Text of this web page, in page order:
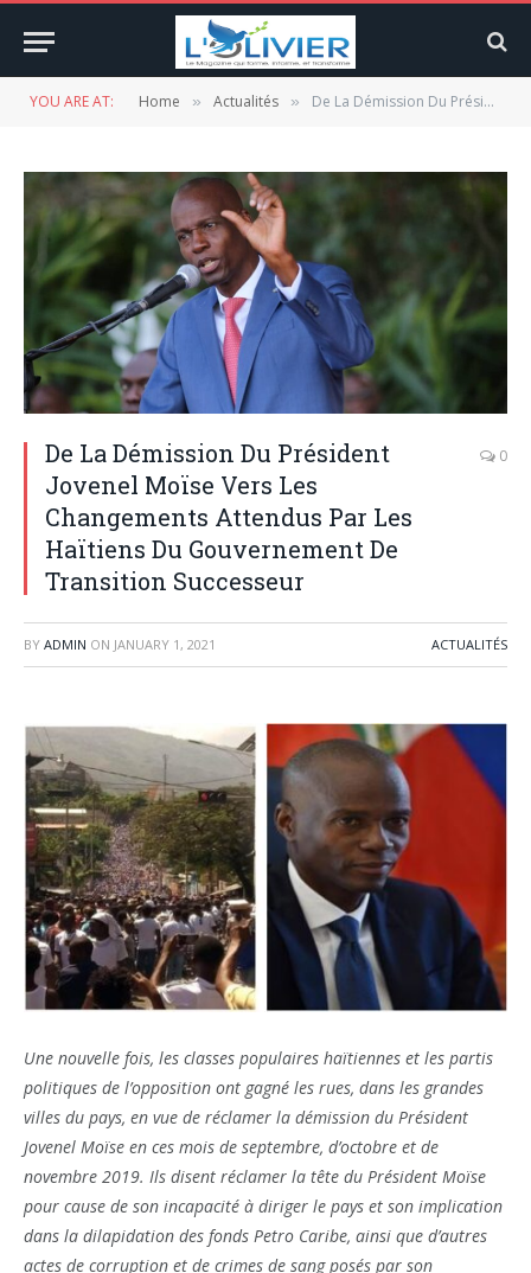
YOU ARE AT: Home » Actualités » De La Démission Du Président Jovenel Moïse Vers Les Changements Attendus Par Les Haïtiens Du Gouvernement De Transition Successeur
De La Démission Du Président
Jovenel Moïse Vers Les
Changements Attendus Par Les
Haïtiens Du Gouvernement De
Transition Successeur
0
BY ADMIN ON JANUARY 1, 2021 ACTUALITÉS
Une nouvelle fois, les classes populaires haïtiennes et les partis
politiques de l’opposition ont gagné les rues, dans les grandes
villes du pays, en vue de réclamer la démission du Président
Jovenel Moïse en ces mois de septembre, d’octobre et de
novembre 2019. Ils disent réclamer la tête du Président Moïse
pour cause de son incapacité à diriger le pays et son implication
dans la dilapidation des fonds Petro Caribe, ainsi que d’autres
actes de corruption et de crimes de sang posés par son